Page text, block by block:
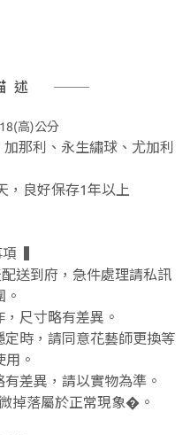
述
18(高)公分
那利、永生繡球、尤加利
，良好保存1年以上
項 ▍
送到府，急件處理請私訊
。
尺寸略有差異。
時，請同意花藝師更換等
用。
差異，請以實物為準。
掉落屬於正常現象�。